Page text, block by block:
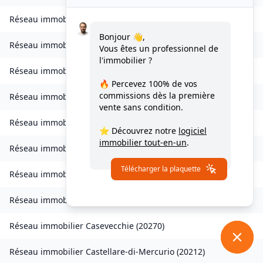
Réseau immobilier
Réseau immobilier Chisa(20240)
Réseau immobilier
Réseau immobilier Barbaggio(20253)
Réseau immobilier
Réseau immobilier Calvi(20260)
Réseau immobilier Campana(20229)
Réseau immobilier
Réseau immobilier Casevecchie (20270)
Réseau immobilier Castellare-di-Mercurio (20212)
Bonjour 👋,
Vous êtes un professionnel de
l'immobilier ?
🔥 Percevez 100% de vos
commissions dès la première
vente sans condition.
⭐ Découvrez notre logiciel
immobilier tout-en-un.
Télécharger la plaquette